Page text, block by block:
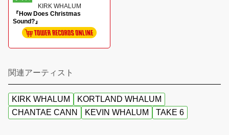
KIRK WHALUM
『How Does Christmas
Sound?』
関連アーティスト
KIRK WHALUM
KORTLAND WHALUM
CHANTAE CANN
KEVIN WHALUM TAKE 6